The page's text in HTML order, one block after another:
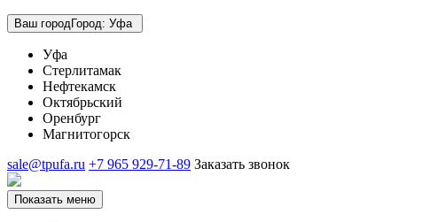
Ваш городГород: Уфа
Уфа
Стерлитамак
Нефтекамск
Октябрьский
Оренбург
Магнитогорск
sale@tpufa.ru +7 965 929-71-89 Заказать звонок
Показать меню